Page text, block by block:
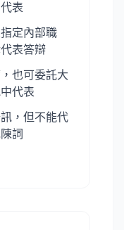
表
定內部職
表答辯
也可委託大
代表
，但不能代
詞